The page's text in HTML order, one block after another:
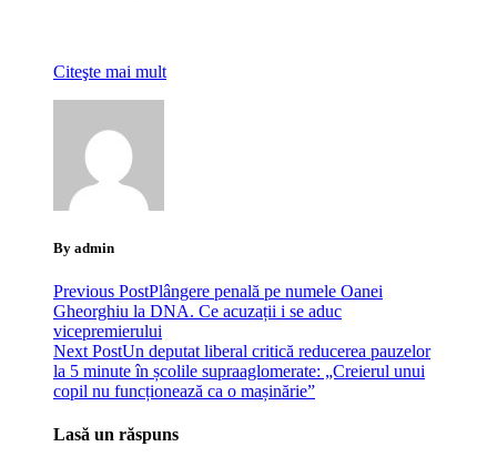
Citeşte mai mult
By admin
Previous PostPlângere penală pe numele Oanei
Gheorghiu la DNA. Ce acuzații i se aduc
vicepremierului
Next PostUn deputat liberal critică reducerea pauzelor
la 5 minute în școlile supraaglomerate: „Creierul unui
copil nu funcționează ca o mașinărie”
Lasă un răspuns